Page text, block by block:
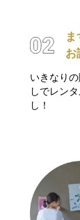
お
いきなり
しでレン
し！